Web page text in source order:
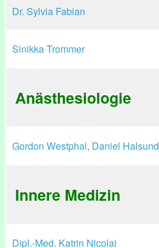
Dr. Sylvia Fabian
Sinikka Trommer
Anästhesiologie
Gordon Westphal, Daniel Halsund
Innere Medizin
Dipl.-Med. Katrin Nicolai